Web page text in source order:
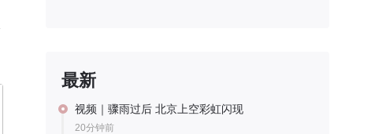
最新
视频｜骤雨过后 北京上空彩虹闪现
20分钟前